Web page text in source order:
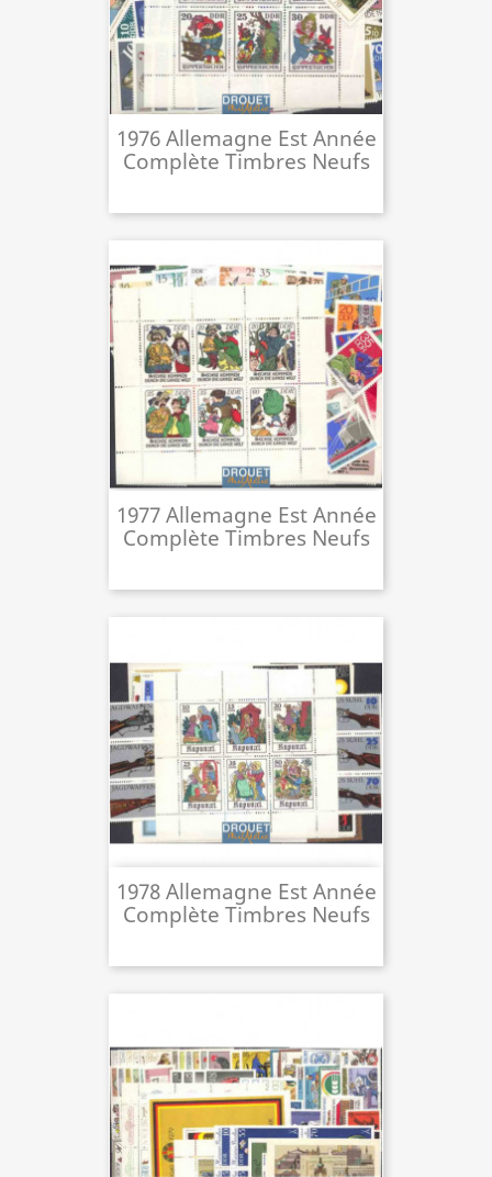
1976 Allemagne Est Année
Complète Timbres Neufs
1977 Allemagne Est Année
Complète Timbres Neufs
1978 Allemagne Est Année
Complète Timbres Neufs